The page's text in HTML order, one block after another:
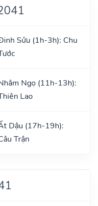
Sửu (1h-3h): Chu
Ngọ (11h-13h):
Lao
Dậu (17h-19h):
Trận